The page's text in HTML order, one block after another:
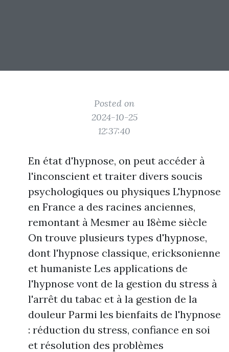
Posted on
2024-10-25
12:37:40
En état d'hypnose, on peut accéder à
l'inconscient et traiter divers soucis
psychologiques ou physiques L'hypnose
en France a des racines anciennes,
remontant à Mesmer au 18ème siècle
On trouve plusieurs types d'hypnose,
dont l'hypnose classique, ericksonienne
et humaniste Les applications de
l'hypnose vont de la gestion du stress à
l'arrêt du tabac et à la gestion de la
douleur Parmi les bienfaits de l'hypnose
: réduction du stress, confiance en soi
et résolution des problèmes